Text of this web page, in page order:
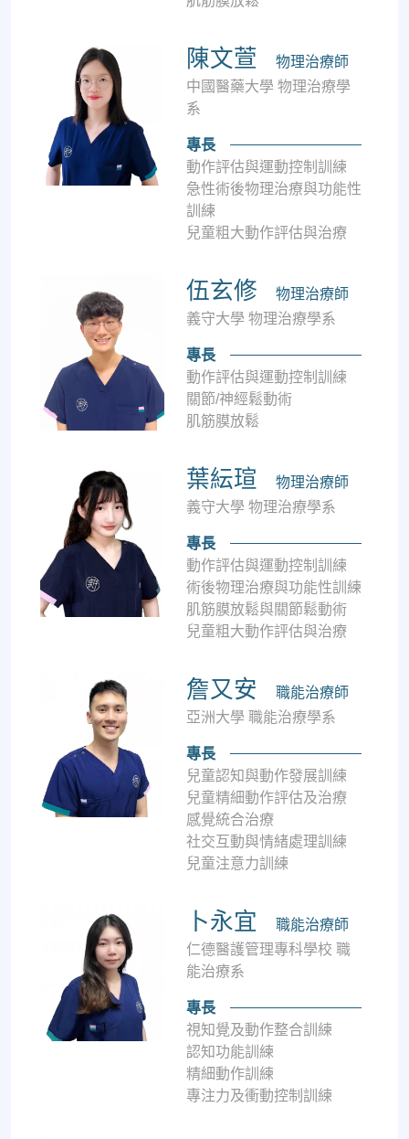
陳文萱
物理治療師
中國醫藥大學 物理治療學
系
專長
動作評估與運動控制訓練
急性術後物理治療與功能性
訓練
兒童粗大動作評估與治療
伍玄修
物理治療師
義守大學 物理治療學系
專長
動作評估與運動控制訓練
關節/神經鬆動術
肌筋膜放鬆
葉紜瑄
物理治療師
義守大學 物理治療學系
專長
動作評估與運動控制訓練
術後物理治療與功能性訓練
肌筋膜放鬆與關節鬆動術
兒童粗大動作評估與治療
詹又安
職能治療師
亞洲大學 職能治療學系
專長
兒童認知與動作發展訓練
兒童精細動作評估及治療
感覺統合治療
社交互動與情緒處理訓練
兒童注意力訓練
卜永宜
職能治療師
仁德醫護管理專科學校 職
能治療系
專長
視知覺及動作整合訓練
認知功能訓練
精細動作訓練
專注力及衝動控制訓練